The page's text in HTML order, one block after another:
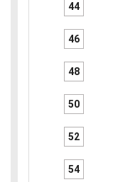
44
46
48
50
52
54